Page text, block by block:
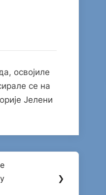
освојиле
се на
Јелени
❯